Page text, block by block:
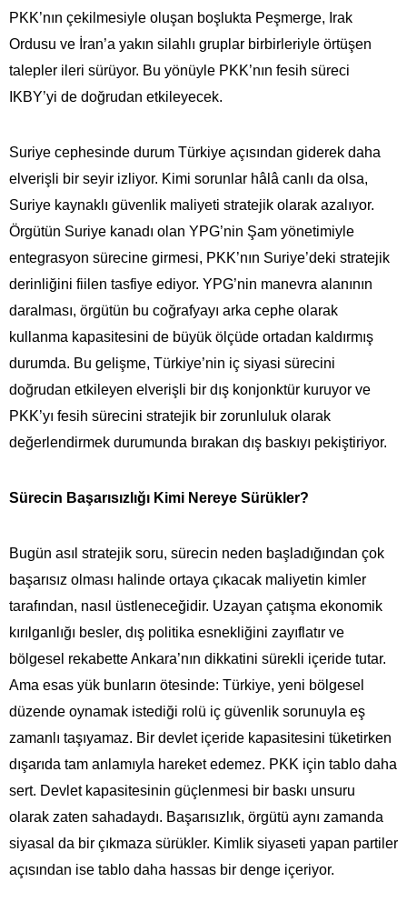
PKK’nın çekilmesiyle oluşan boşlukta Peşmerge, Irak
Ordusu ve İran’a yakın silahlı gruplar birbirleriyle örtüşen
talepler ileri sürüyor. Bu yönüyle PKK’nın fesih süreci
IKBY’yi de doğrudan etkileyecek.
Suriye cephesinde durum Türkiye açısından giderek daha
elverişli bir seyir izliyor. Kimi sorunlar hâlâ canlı da olsa,
Suriye kaynaklı güvenlik maliyeti stratejik olarak azalıyor.
Örgütün Suriye kanadı olan YPG’nin Şam yönetimiyle
entegrasyon sürecine girmesi, PKK’nın Suriye’deki stratejik
derinliğini fiilen tasfiye ediyor. YPG’nin manevra alanının
daralması, örgütün bu coğrafyayı arka cephe olarak
kullanma kapasitesini de büyük ölçüde ortadan kaldırmış
durumda. Bu gelişme, Türkiye’nin iç siyasi sürecini
doğrudan etkileyen elverişli bir dış konjonktür kuruyor ve
PKK’yı fesih sürecini stratejik bir zorunluluk olarak
değerlendirmek durumunda bırakan dış baskıyı pekiştiriyor.
Sürecin Başarısızlığı Kimi Nereye Sürükler?
Bugün asıl stratejik soru, sürecin neden başladığından çok
başarısız olması halinde ortaya çıkacak maliyetin kimler
tarafından, nasıl üstleneceğidir. Uzayan çatışma ekonomik
kırılganlığı besler, dış politika esnekliğini zayıflatır ve
bölgesel rekabette Ankara’nın dikkatini sürekli içeride tutar.
Ama esas yük bunların ötesinde: Türkiye, yeni bölgesel
düzende oynamak istediği rolü iç güvenlik sorunuyla eş
zamanlı taşıyamaz. Bir devlet içeride kapasitesini tüketirken
dışarıda tam anlamıyla hareket edemez. PKK için tablo daha
sert. Devlet kapasitesinin güçlenmesi bir baskı unsuru
olarak zaten sahadaydı. Başarısızlık, örgütü aynı zamanda
siyasal da bir çıkmaza sürükler. Kimlik siyaseti yapan partiler
açısından ise tablo daha hassas bir denge içeriyor.